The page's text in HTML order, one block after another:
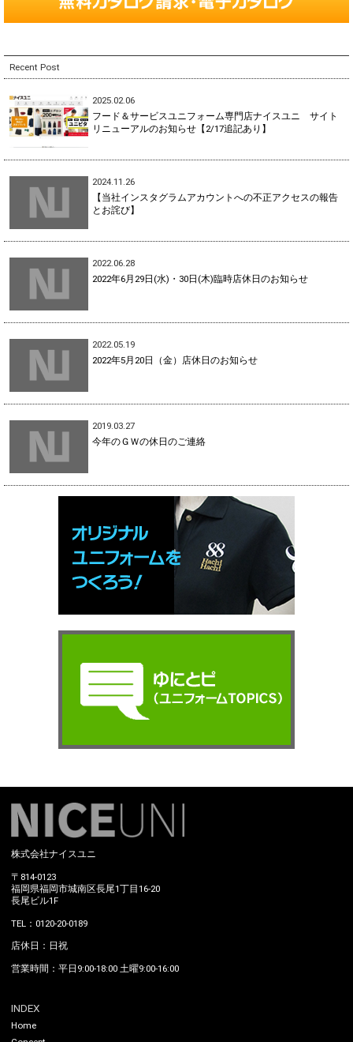
Recent Post
2025.02.06
フード＆サービスユニフォーム専門店ナイスユニ サイト
リニューアルのお知らせ【2/17追記あり】
2024.11.26
【当社インスタグラムアカウントへの不正アクセスの報告
とお詫び】
2022.06.28
2022年6月29日(水)・30日(木)臨時店休日のお知らせ
2022.05.19
2022年5月20日（金）店休日のお知らせ
2019.03.27
今年のＧＷの休日のご連絡
株式会社ナイスユニ
〒814-0123
福岡県福岡市城南区長尾1丁目16-20
長尾ビル1F
TEL：0120-20-0189
店休日：日祝
営業時間：平日9:00-18:00 土曜9:00-16:00
INDEX
Home